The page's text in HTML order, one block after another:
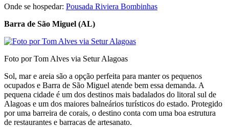
Onde se hospedar: Pousada Riviera Bombinhas
Barra de São Miguel (AL)
Foto por Tom Alves via Setur Alagoas
Sol, mar e areia são a opção perfeita para manter os pequenos
ocupados e Barra de São Miguel atende bem essa demanda. A
pequena cidade é um dos destinos mais badalados do litoral sul de
Alagoas e um dos maiores balneários turísticos do estado. Protegido
por uma barreira de corais, o destino conta com uma boa estrutura
de restaurantes e barracas de artesanato.